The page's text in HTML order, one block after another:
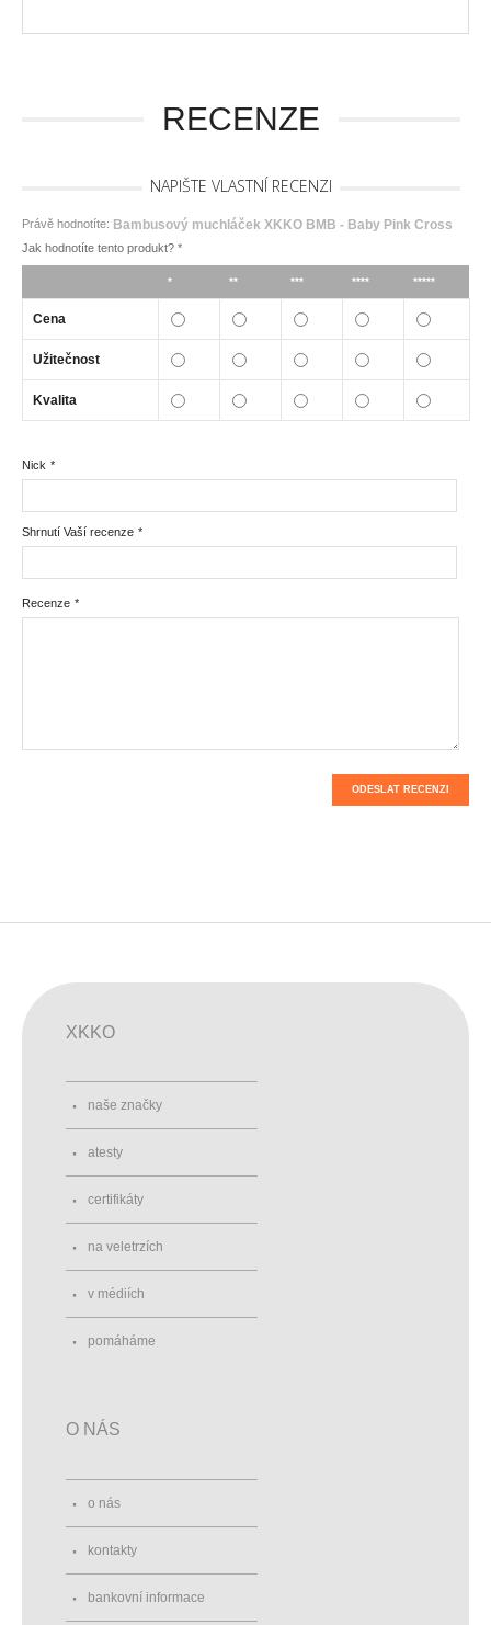
RECENZE
NAPIŠTE VLASTNÍ RECENZI
Právě hodnotíte: Bambusový muchláček XKKO BMB - Baby Pink Cross
Jak hodnotíte tento produkt? *
* ** *** **** *****
Cena
Užitečnost
Kvalita
*
Nick
*
Shrnutí Vaší recenze
*
Recenze
ODESLAT RECENZI
XKKO
naše značky
atesty
certifikáty
na veletrzích
v médiích
pomáháme
O NÁS
o nás
kontakty
bankovní informace